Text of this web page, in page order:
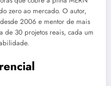
zero ao mercado. O autor,
2006 e mentor de mais
de 30 projetos reais, cada um